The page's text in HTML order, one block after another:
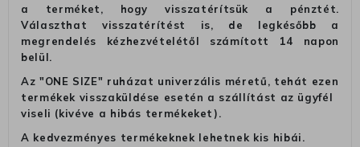
a terméket, hogy visszatérítsük a pénztét.
Választhat visszatérítést is, de legkésőbb a
megrendelés kézhezvételétől számított 14 napon
belül.
Az "ONE SIZE" ruházat univerzális méretű, tehát ezen
termékek visszaküldése esetén a szállítást az ügyfél
viseli (kivéve a hibás termékeket).
A kedvezményes termékeknek lehetnek kis hibái.